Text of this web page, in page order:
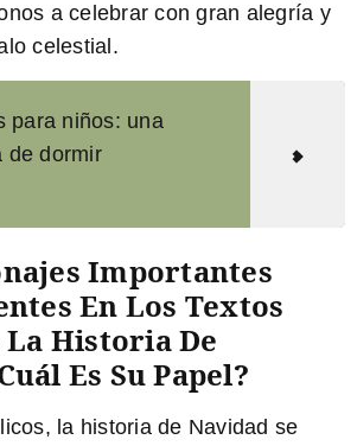
a celebrar con gran alegría y
celestial.
para niños: una
de dormir
Importantes
En Los Textos
Historia De
Es Su Papel?
la historia de Navidad se